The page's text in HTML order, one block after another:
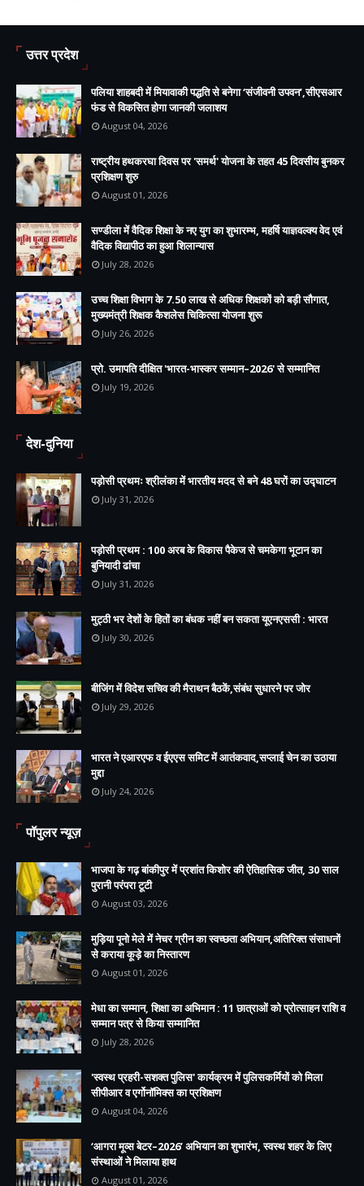
उत्तर प्रदेश
पलिया शाहबदी में मियावाकी पद्धति से बनेगा ‘संजीवनी उपवन’,सीएसआर
फंड से विकसित होगा जानकी जलाशय
August 04, 2026
राष्ट्रीय हथकरघा दिवस पर 'समर्थ' योजना के तहत 45 दिवसीय बुनकर
प्रशिक्षण शुरु
August 01, 2026
सण्डीला में वैदिक शिक्षा के नए युग का शुभारम्भ, महर्षि याज्ञवल्क्य वेद एवं
वैदिक विद्यापीठ का हुआ शिलान्यास
July 28, 2026
उच्च शिक्षा विभाग के 7.50 लाख से अधिक शिक्षकों को बड़ी सौगात,
मुख्यमंत्री शिक्षक कैशलेस चिकित्सा योजना शुरू
July 26, 2026
प्रो. उमापति दीक्षित 'भारत-भास्कर सम्मान–2026' से सम्मानित
July 19, 2026
देश-दुनिया
पड़ोसी प्रथमः श्रीलंका में भारतीय मदद से बने 48 घरों का उद्घाटन
July 31, 2026
पड़ोसी प्रथम : 100 अरब के विकास पैकेज से चमकेगा भूटान का
बुनियादी ढांचा
July 31, 2026
मुट्ठी भर देशों के हितों का बंधक नहीं बन सकता यूएनएससी : भारत
July 30, 2026
बीजिंग में विदेश सचिव की मैराथन बैठकें,संबंध सुधारने पर जोर
July 29, 2026
भारत ने एआरएफ व ईएएस समिट में आतंकवाद,सप्लाई चेन का उठाया
मुद्दा
July 24, 2026
पॉपुलर न्यूज़
भाजपा के गढ़ बांकीपुर में प्रशांत किशोर की ऐतिहासिक जीत, 30 साल
पुरानी परंपरा टूटी
August 03, 2026
मुड़िया पूनो मेले में नेचर ग्रीन का स्वच्छता अभियान,अतिरिक्त संसाधनों
से कराया कूड़े का निस्तारण
August 01, 2026
मेधा का सम्मान, शिक्षा का अभिमान : 11 छात्राओं को प्रोत्साहन राशि व
सम्मान पत्र से किया सम्मानित
July 28, 2026
'स्वस्थ प्रहरी-सशक्त पुलिस' कार्यक्रम में पुलिसकर्मियों को मिला
सीपीआर व एर्गोनॉमिक्स का प्रशिक्षण
August 04, 2026
‘आगरा मूव्स बेटर–2026’ अभियान का शुभारंभ, स्वस्थ शहर के लिए
संस्थाओं ने मिलाया हाथ
August 01, 2026